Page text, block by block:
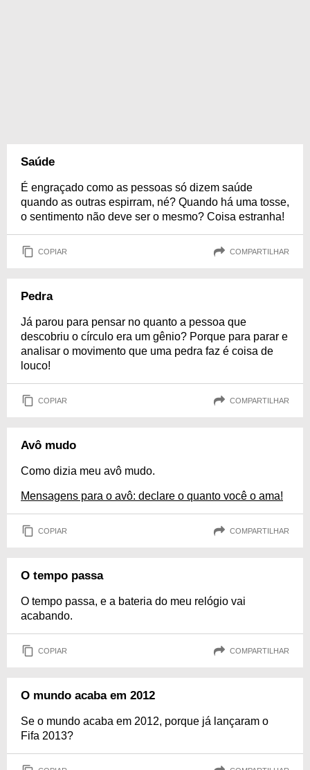
Saúde
É engraçado como as pessoas só dizem saúde
quando as outras espirram, né? Quando há uma tosse,
o sentimento não deve ser o mesmo? Coisa estranha!
COPIAR COMPARTILHAR
Pedra
Já parou para pensar no quanto a pessoa que
descobriu o círculo era um gênio? Porque para parar e
analisar o movimento que uma pedra faz é coisa de
louco!
COPIAR COMPARTILHAR
Avô mudo
Como dizia meu avô mudo.
Mensagens para o avô: declare o quanto você o ama!
COPIAR COMPARTILHAR
O tempo passa
O tempo passa, e a bateria do meu relógio vai
acabando.
COPIAR COMPARTILHAR
O mundo acaba em 2012
Se o mundo acaba em 2012, porque já lançaram o
Fifa 2013?